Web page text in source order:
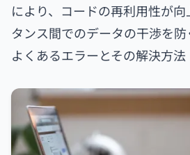
により、コードの再利用性が
タンス間でのデータの干渉を防
よくあるエラーとその解決方法